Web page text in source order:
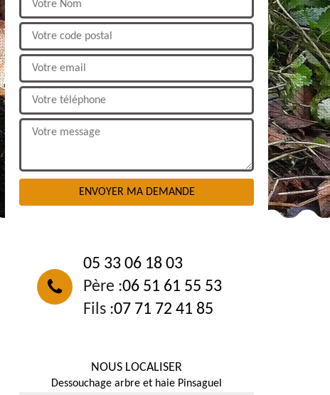
05 33 06 18 03
Père :06 51 61 55 53
Fils :07 71 72 41 85
NOUS LOCALISER
Dessouchage arbre et haie Pinsaguel